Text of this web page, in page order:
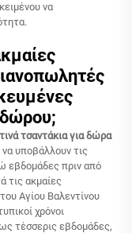
να
δώρου;
τσαντάκια για δώρα
υποβάλλουν τις
εβδομάδες πριν από
τις ακμαίες
Αγίου Βαλεντίνου
χρόνοι
τέσσερις εβδομάδες,